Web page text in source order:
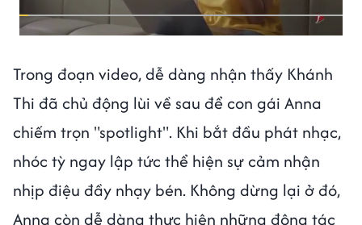
Trong đoạn video, dễ dàng nhận thấy Khánh
Thi đã chủ động lùi về sau để con gái Anna
chiếm trọn "spotlight". Khi bắt đầu phát nhạc,
nhóc tỳ ngay lập tức thể hiện sự cảm nhận
nhịp điệu đầy nhạy bén. Không dừng lại ở đó,
Anna còn dễ dàng thực hiện những động tác